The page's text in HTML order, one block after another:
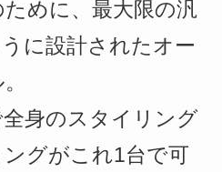
めに、最大限の汎
に設計されたオー
身のスタイリング
グがこれ1台で可